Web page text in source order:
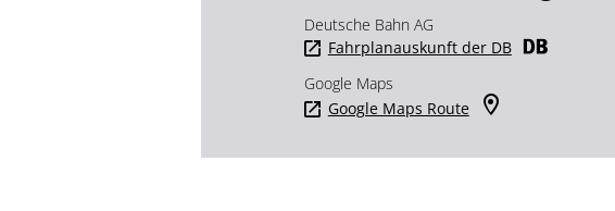
Deutsche Bahn AG
Fahrplanauskunft der DB
Google Maps
Google Maps Route